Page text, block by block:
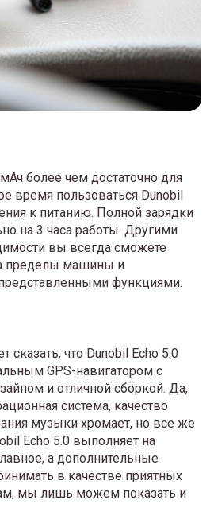
более чем достаточно для
время пользоваться Dunobil
к питанию. Полной зарядки
на 3 часа работы. Другими
вы всегда сможете
пределы машины и
функциями.
сказать, что Dunobil Echo 5.0
GPS-навигатором с
и отличной сборкой. Да,
система, качество
музыки хромает, но все же
Echo 5.0 выполняет на
а дополнительные
в качестве приятных
мы лишь можем показать и